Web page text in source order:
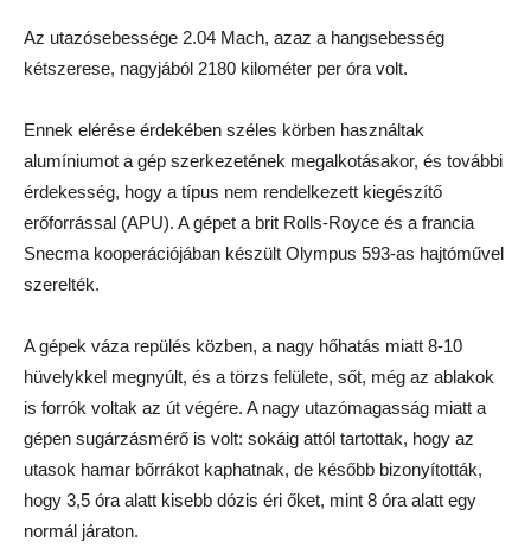
Az utazósebessége 2.04 Mach, azaz a hangsebesség
kétszerese, nagyjából 2180 kilométer per óra volt.
Ennek elérése érdekében széles körben használtak
alumíniumot a gép szerkezetének megalkotásakor, és további
érdekesség, hogy a típus nem rendelkezett kiegészítő
erőforrással (APU). A gépet a brit Rolls-Royce és a francia
Snecma kooperációjában készült Olympus 593-as hajtóművel
szerelték.
A gépek váza repülés közben, a nagy hőhatás miatt 8-10
hüvelykkel megnyúlt, és a törzs felülete, sőt, még az ablakok
is forrók voltak az út végére. A nagy utazómagasság miatt a
gépen sugárzásmérő is volt: sokáig attól tartottak, hogy az
utasok hamar bőrrákot kaphatnak, de később bizonyították,
hogy 3,5 óra alatt kisebb dózis éri őket, mint 8 óra alatt egy
normál járaton.